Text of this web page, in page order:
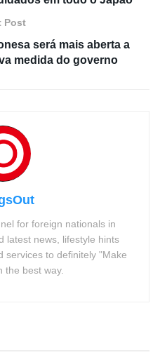
Post
será mais aberta a
medida do governo
for foreign nationals in
latest news, lifestyle hints
services to definitely "Make
the best way.